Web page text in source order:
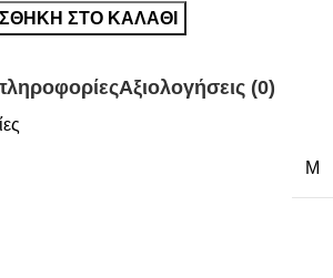
ΣΤΟ ΚΑΛΆΘΙ
Αξιολογήσεις (0)
M